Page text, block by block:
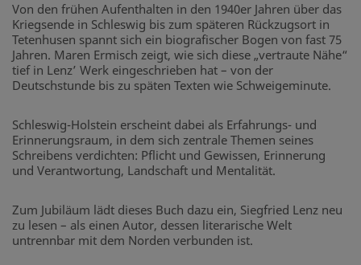
Von den frühen Aufenthalten in den 1940er Jahren über das
Kriegsende in Schleswig bis zum späteren Rückzugsort in
Tetenhusen spannt sich ein biografischer Bogen von fast 75
Jahren. Maren Ermisch zeigt, wie sich diese „vertraute Nähe“
tief in Lenz’ Werk eingeschrieben hat – von der
Deutschstunde bis zu späten Texten wie Schweigeminute.
Schleswig-Holstein erscheint dabei als Erfahrungs- und
Erinnerungsraum, in dem sich zentrale Themen seines
Schreibens verdichten: Pflicht und Gewissen, Erinnerung
und Verantwortung, Landschaft und Mentalität.
Zum Jubiläum lädt dieses Buch dazu ein, Siegfried Lenz neu
zu lesen – als einen Autor, dessen literarische Welt
untrennbar mit dem Norden verbunden ist.